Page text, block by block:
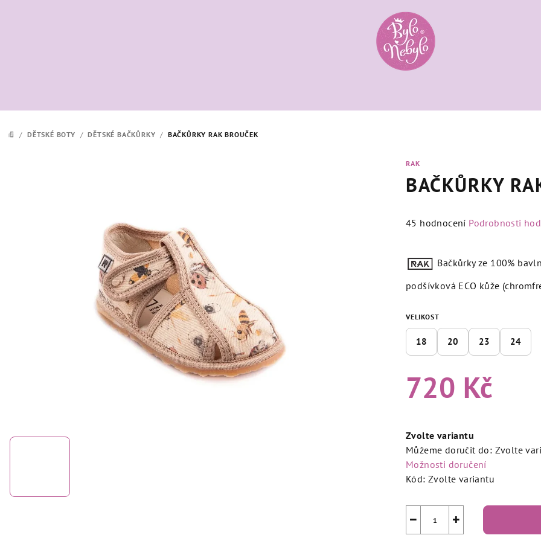
DOMŮ
/ DĚTSKÉ BOTY / DĚTSKÉ BAČKŮRKY / BAČKŮRKY RAK BROUČEK
RAK
BAČKŮRKY
Průměrné
je
z
45 hodnocení Podrobnosti
Bačkůrky ze 100%
podšívková ECO kůže
VELIKOST
18 20 23 24
720 Kč
cena:
Zvolte variantu
Můžeme doručit do: Zvolte
Možnosti doručení
Kód: Zvolte variantu
+
−